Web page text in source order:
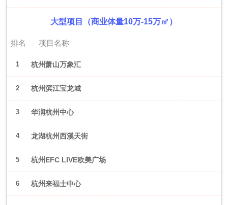
大型项目（商业体量10万-15万㎡）
排名 项目名称
1 杭州萧山万象汇
2 杭州滨江宝龙城
3 华润杭州中心
4 龙湖杭州西溪天街
5 杭州EFC LIVE欧美广场
6 杭州来福士中心